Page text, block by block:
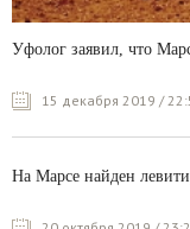
Уфолог заявил, что
15 декабря 2019 /
На Марсе найден